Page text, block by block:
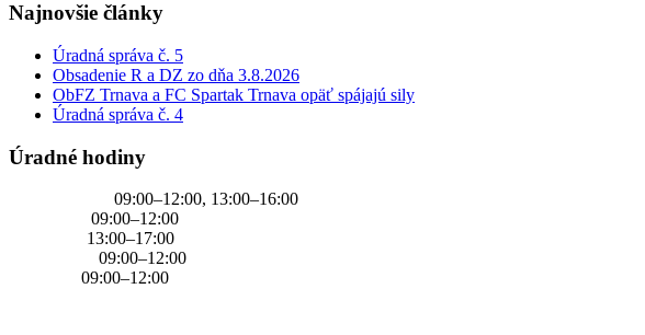
Najnovšie články
Úradná správa č. 5
Obsadenie R a DZ zo dňa 3.8.2026
ObFZ Trnava a FC Spartak Trnava opäť spájajú sily
Úradná správa č. 4
Úradné hodiny
09:00–12:00, 13:00–16:00
09:00–12:00
13:00–17:00
09:00–12:00
09:00–12:00